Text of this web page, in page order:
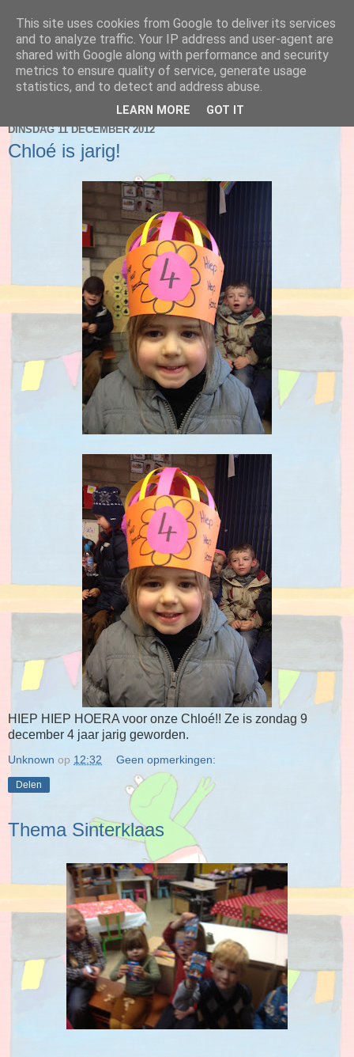
Blog 2de kleuter A
DINSDAG 11 DECEMBER 2012
Chloé is jarig!
HIEP HIEP HOERA voor onze Chloé!! Ze is zondag 9
december 4 jaar jarig geworden.
Unknown op 12:32 Geen opmerkingen:
Delen
Thema Sinterklaas
This site uses cookies from Google to deliver its services
and to analyze traffic. Your IP address and user-agent are
shared with Google along with performance and security
metrics to ensure quality of service, generate usage
statistics, and to detect and address abuse.
LEARN MORE GOT IT